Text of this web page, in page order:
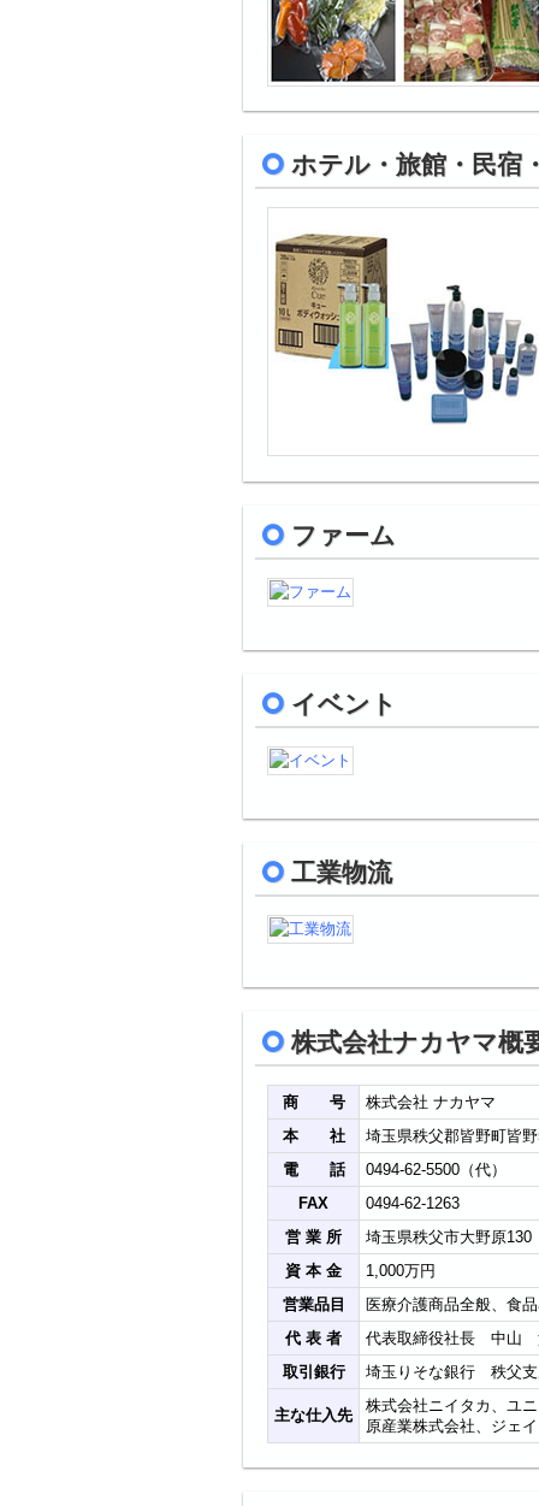
ホテル・旅館・民宿
ファーム
イベント
工業物流
株式会社ナカヤマ概
商 号
株式会社 ナカヤマ
本 社
埼玉県秩父郡皆野町皆
電 話
0494-62-5500（代）
FAX
0494-62-1263
営 業 所
埼玉県秩父市大野原
資 本 金
1,000万円
営業品目
医療介護商品全般、食
代 表 者
代表取締役社長 中山
取引銀行
埼玉りそな銀行 秩父
主な仕入先
株式会社ニイタカ、ユ
原産業株式会社、ジェ